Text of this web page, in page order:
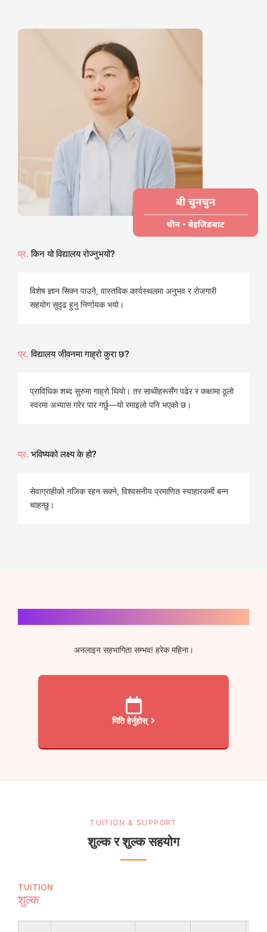
प्र. किन यो विद्यालय रोज्नुभयो?
विशेष ज्ञान सिक्न पाउने, वास्तविक कार्यस्थलमा अनुभव र रोजगारी
सहयोग सुदृढ हुनु निर्णायक भयो।
प्र. विद्यालय जीवनमा गाह्रो कुरा छ?
प्राविधिक शब्द सुरुमा गाह्रो थियो। तर साथीहरूसँग पढेर र कक्षामा ठूलो
स्वरमा अभ्यास गरेर पार गर्छु—यो रमाइलो पनि भएको छ।
प्र. भविष्यको लक्ष्य के हो?
सेवाग्राहीको नजिक रहन सक्ने, विश्वसनीय प्रमाणित स्याहारकर्मी बन्न
चाहन्छु।
अनलाइन सहभागिता सम्भव! हरेक महिना।
मिति हेर्नुहोस्
TUITION & SUPPORT
शुल्क र शुल्क सहयोग
TUITION
शुल्क